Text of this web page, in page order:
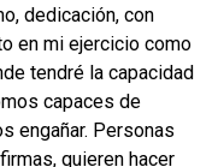
dedicación, con
en mi ejercicio como
tendré la capacidad
capaces de
engañar. Personas
quieren hacer